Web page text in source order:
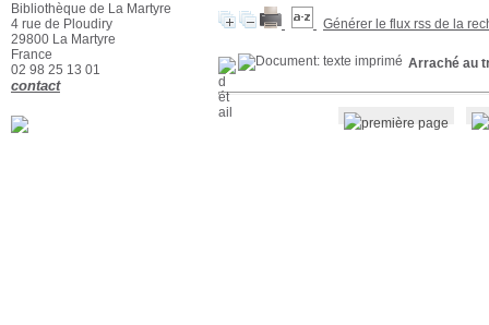
Générer le flux rss de la
Arraché au
Bibliothèque de La Martyre
4 rue de Ploudiry
29800 La Martyre
France
02 98 25 13 01
contact